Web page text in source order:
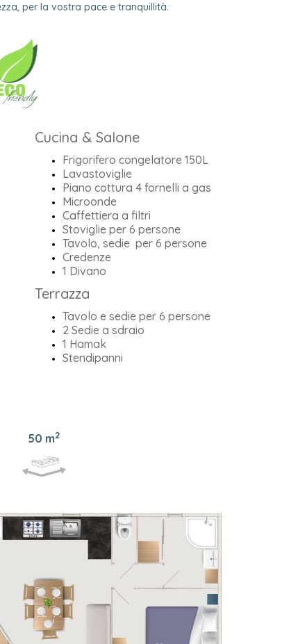
per la vostra pace e tranquillità.
Cucina & Salone
Frigorifero congelatore 150L
Lavastoviglie
Piano cottura 4 fornelli a gas
Microonde
Caffettiera a filtri
Stoviglie per 6 persone
Tavolo, sedie per 6 persone
Credenze
1 Divano
Terrazza
Tavolo e sedie per 6 persone
2 Sedie a sdraio
1 Hamak
Stendipanni
50 m2